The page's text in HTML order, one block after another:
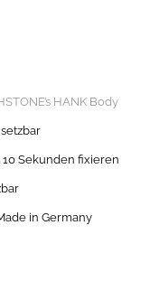
HANK Body
Sekunden fixieren
in Germany